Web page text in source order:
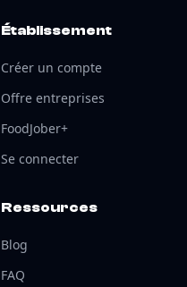
Établissement
Créer un compte
Offre entreprises
FoodJober+
Se connecter
Ressources
Blog
FAQ